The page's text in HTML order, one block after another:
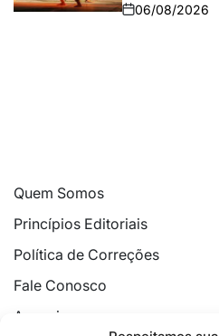
06/08/2026
Quem Somos
Princípios Editoriais
Política de Correções
Fale Conosco
Anuncie